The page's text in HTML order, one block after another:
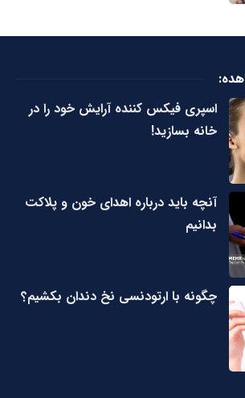
اسپری فیکس کننده آرایش خود را در
خانه بسازید!
آنچه باید درباره اهدای خون و پلاکت
بدانیم
چگونه با ارتودنسی نخ دندان بکشیم؟